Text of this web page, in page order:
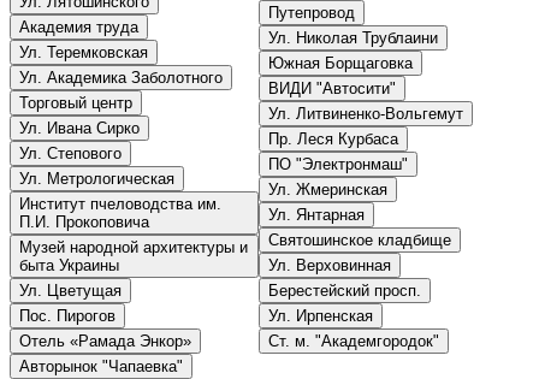
Академия труда
Ул. Теремковская
Ул. Академика Заболотного
Торговый центр
Ул. Ивана Сирко
Ул. Степового
Ул. Метрологическая
Институт пчеловодства им.
П.И. Прокоповича
Музей народной архитектуры и
быта Украины
Ул. Цветущая
Пос. Пирогов
Отель «Рамада Энкор»
Авторынок "Чапаевка"
Путепровод
Ул. Николая Трублаини
Южная Борщаговка
ВИДИ "Автосити"
Ул. Литвиненко-Вольгемут
Пр. Леся Курбаса
ПО "Электронмаш"
Ул. Жмеринская
Ул. Янтарная
Святошинское кладбище
Ул. Верховинная
Берестейский просп.
Ул. Ирпенская
Ст. м. "Академгородок"